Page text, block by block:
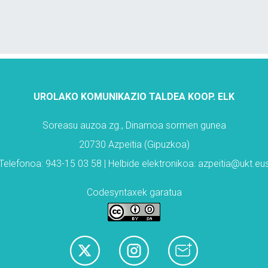
UROLAKO KOMUNIKAZIO TALDEA KOOP. ELK
Soreasu auzoa zg., Dinamoa sormen gunea
20730 Azpeitia (Gipuzkoa)
943-15 03 58 | Helbide elektronikoa:
Codesyntaxek garatua